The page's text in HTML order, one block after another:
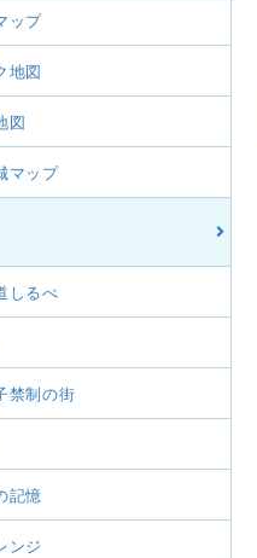
ップ
地図
図
マップ
しるべ
禁制の街
記憶
ンジ